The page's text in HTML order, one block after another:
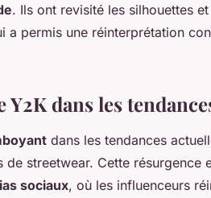
. Ils ont revisité les silhouettes
a permis une réinterprétation
dans les
dans les tendances
streetwear. Cette résurgence
sociaux, où les influenceurs